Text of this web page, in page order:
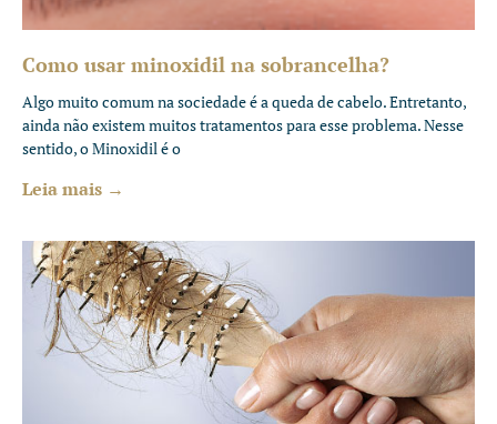
Como usar minoxidil na sobrancelha?
Algo muito comum na sociedade é a queda de cabelo. Entretanto,
ainda não existem muitos tratamentos para esse problema. Nesse
sentido, o Minoxidil é o
Leia mais →